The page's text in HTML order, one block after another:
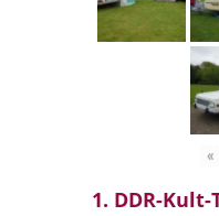
«
1. DDR-